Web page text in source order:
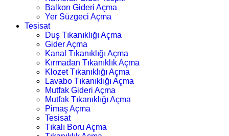
Balkon Gideri Açma
Yer Süzgeci Açma
Tesisat
Duş Tıkanıklığı Açma
Gider Açma
Kanal Tıkanıklığı Açma
Kırmadan Tıkanıklık Açma
Klozet Tıkanıklığı Açma
Lavabo Tıkanıklığı Açma
Mutfak Gideri Açma
Mutfak Tıkanıklığı Açma
Pimaş Açma
Tesisat
Tıkalı Boru Açma